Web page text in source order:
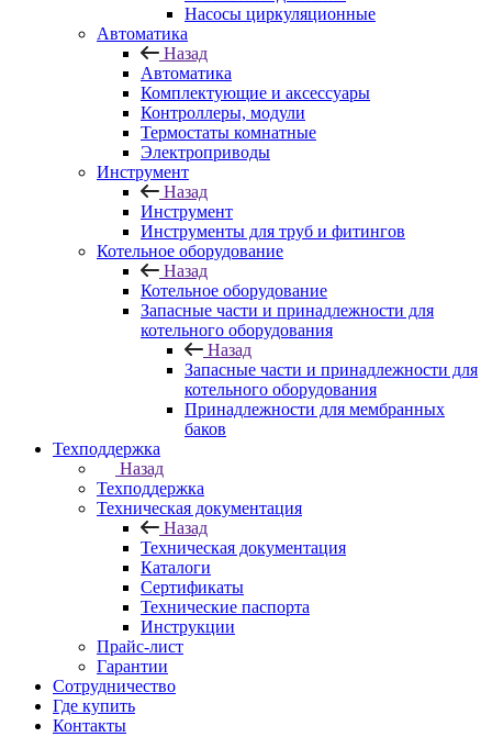
Насосы циркуляционные
Автоматика
Назад
Автоматика
Комплектующие и аксессуары
Контроллеры, модули
Термостаты комнатные
Электроприводы
Инструмент
Назад
Инструмент
Инструменты для труб и фитингов
Котельное оборудование
Назад
Котельное оборудование
Запасные части и принадлежности для
котельного оборудования
Назад
Запасные части и принадлежности для
котельного оборудования
Принадлежности для мембранных
баков
Техподдержка
Назад
Техподдержка
Техническая документация
Назад
Техническая документация
Каталоги
Сертификаты
Технические паспорта
Инструкции
Прайс-лист
Гарантии
Сотрудничество
Где купить
Контакты